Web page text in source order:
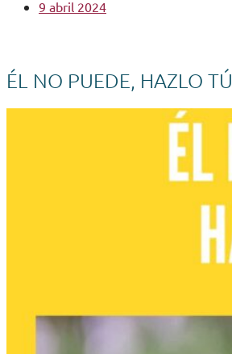
9 abril 2024
ÉL NO PUEDE, HAZLO TÚ